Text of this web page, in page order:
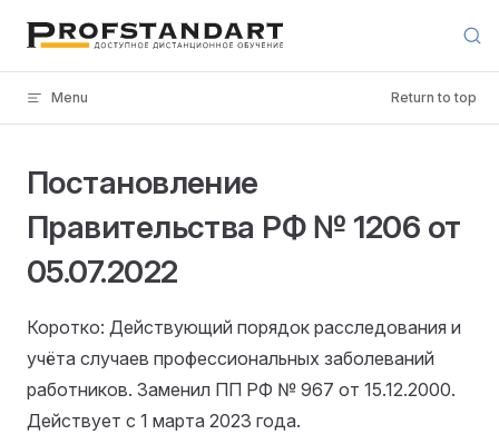
Skip to content
Menu Return to top
Постановление
Правительства РФ № 1206 от
05.07.2022
Коротко: Действующий порядок расследования и
учёта случаев профессиональных заболеваний
работников. Заменил ПП РФ № 967 от 15.12.2000.
Действует с 1 марта 2023 года.